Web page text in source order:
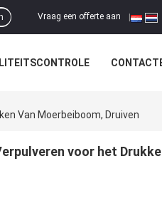
Vraag een offerte aan
Van Moerbeiboom, Druiven
voor het